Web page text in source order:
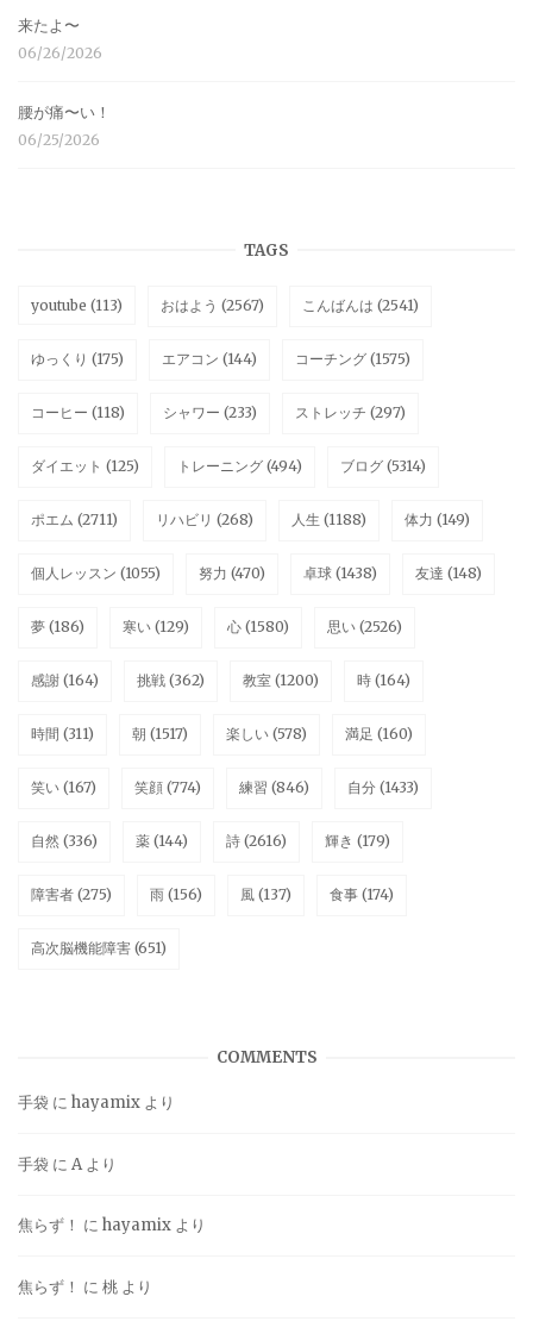
来たよ〜
06/26/2026
腰が痛〜い！
06/25/2026
TAGS
youtube (113) おはよう (2567) こんばんは (2541)
ゆっくり (175) エアコン (144) コーチング (1575)
コーヒー (118) シャワー (233) ストレッチ (297)
ダイエット (125) トレーニング (494) ブログ (5314)
ポエム (2711) リハビリ (268) 人生 (1188) 体力 (149)
個人レッスン (1055) 努力 (470) 卓球 (1438) 友達 (148)
夢 (186) 寒い (129) 心 (1580) 思い (2526)
感謝 (164) 挑戦 (362) 教室 (1200) 時 (164)
時間 (311) 朝 (1517) 楽しい (578) 満足 (160)
笑い (167) 笑顔 (774) 練習 (846) 自分 (1433)
自然 (336) 薬 (144) 詩 (2616) 輝き (179)
障害者 (275) 雨 (156) 風 (137) 食事 (174)
高次脳機能障害 (651)
COMMENTS
手袋 に hayamix より
手袋 に Aより
焦らず！ に hayamix より
焦らず！ に 桃 より